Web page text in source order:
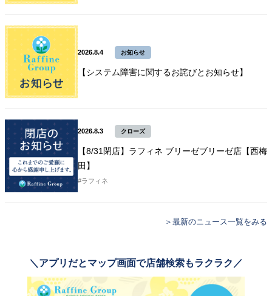
2026.8.4 お知らせ
【システム障害に関するお詫びとお知らせ】
2026.8.3 クローズ
【8/31閉店】ラフィネ ブリーゼブリーゼ店【西梅
田】
#ラフィネ
＞最新のニュース一覧をみる
＼アプリだとマップ画面で店舗検索もラクラク／